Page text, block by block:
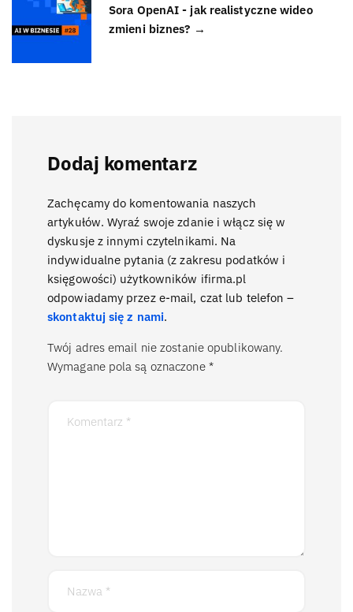
Sora OpenAI - jak realistyczne wideo
zmieni biznes? →
Dodaj komentarz
Zachęcamy do komentowania naszych
artykułów. Wyraź swoje zdanie i włącz się w
dyskusje z innymi czytelnikami. Na
indywidualne pytania (z zakresu podatków i
księgowości) użytkowników ifirma.pl
odpowiadamy przez e-mail, czat lub telefon –
skontaktuj się z nami.
Twój adres email nie zostanie opublikowany.
Wymagane pola są oznaczone *